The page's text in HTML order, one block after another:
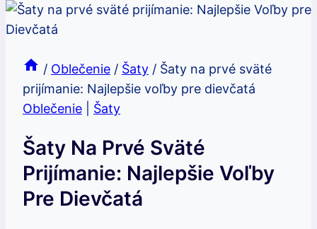
/ Oblečenie / Šaty / Šaty na prvé sväté
prijímanie: Najlepšie voľby pre dievčatá
Oblečenie
Šaty
Šaty Na Prvé Sväté
Prijímanie: Najlepšie Voľby
Pre Dievčatá